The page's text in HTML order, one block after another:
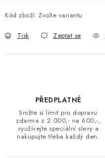
Kód zboží: Zvolte variantu
Tisk Zeptat se
PŘEDPLATNÉ
Snižte si limit pro dopravu
zdarma z 2.000,- na 600,-,
využívejte speciální slevy a
nakupujte třeba každý den.